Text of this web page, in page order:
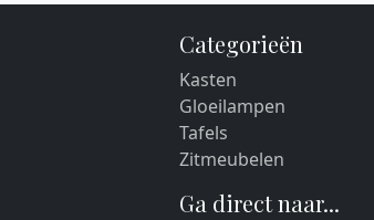
Categorieën
Kasten
Gloeilampen
Tafels
Zitmeubelen
Ga direct naar...